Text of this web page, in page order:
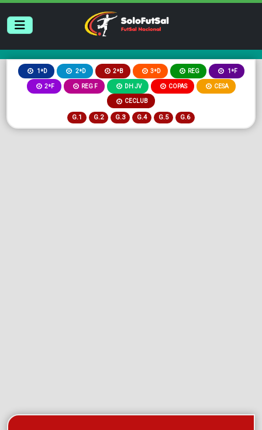
1ªD 2ªD 2ªB 3ªD REG 1ªF
2ªF REG F DH JV COPAS CESA
CECLUB
G.1 G.2 G.3 G.4 G.5 G.6